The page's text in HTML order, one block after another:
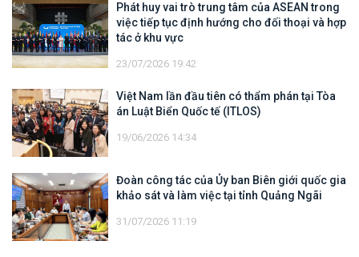
Phát huy vai trò trung tâm của ASEAN trong
việc tiếp tục định hướng cho đối thoại và hợp
tác ở khu vực
23/07/2026 19:42
Việt Nam lần đầu tiên có thẩm phán tại Tòa
án Luật Biển Quốc tế (ITLOS)
19/06/2026 14:34
Đoàn công tác của Ủy ban Biên giới quốc gia
khảo sát và làm việc tại tỉnh Quảng Ngãi
31/07/2026 11:19